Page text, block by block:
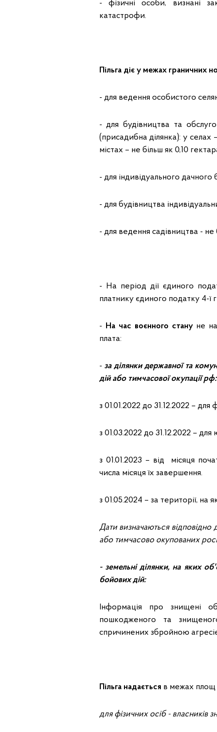
- фізичні особи, визнані
катастрофи.
Пільга діє у межах граничних
- для ведення особистого
- для будівництва та
(присадибна ділянка): у селах
містах – не більш як 0,10
- для індивідуального дачного
- для будівництва
- для ведення садівництва - не
- На період дії єдиного
платнику єдиного податку 4-ї
- На час воєнного стану не
плата:
- за ділянки державної та
дій або тимчасової окупації рф:
з 01.01.2022 до 31.12.2022 – для
з 01.03.2022 до 31.12.2022 –
з 01.01.2023 – від місяця
числа місяця їх завершення.
з 01.05.2024 – за території,
Дати визначаються відповідно
або тимчасово окупованих
- земельні ділянки, на яких
бойових дій:
Інформація про знищені
пошкодженого та
спричинених збройною
Пільга надається в межах площ
для фізичних осіб - власників